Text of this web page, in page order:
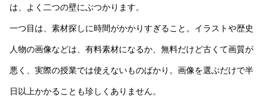
は、よく二つの壁にぶつかります。
一つ目は、素材探しに時間がかかりすぎること。イラストや歴史
人物の画像などは、有料素材になるか、無料だけど古くて画質が
悪く、実際の授業では使えないものばかり。画像を選ぶだけで半
日以上かかることも珍しくありません。